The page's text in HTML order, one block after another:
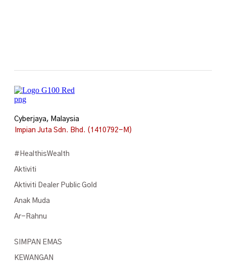
Cyberjaya, Malaysia
Impian Juta Sdn. Bhd. (1410792-M)
#HealthisWealth
Aktiviti
Aktiviti Dealer Public Gold
Anak Muda
Ar-Rahnu
SIMPAN EMAS
KEWANGAN